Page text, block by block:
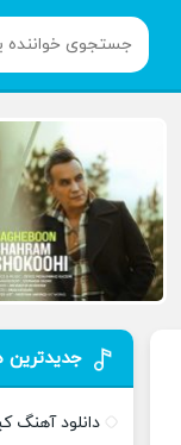
جدیدترین
دانلود آهنگ